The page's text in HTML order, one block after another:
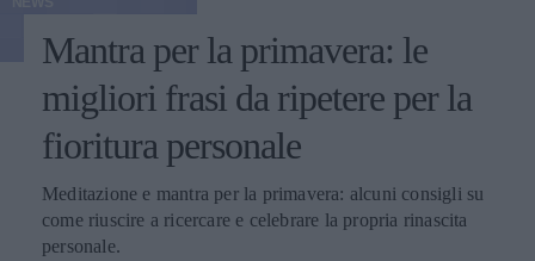
Mantra per la primavera: le
migliori frasi da ripetere per la
fioritura personale
Meditazione e mantra per la primavera: alcuni consigli su
come riuscire a ricercare e celebrare la propria rinascita
personale.